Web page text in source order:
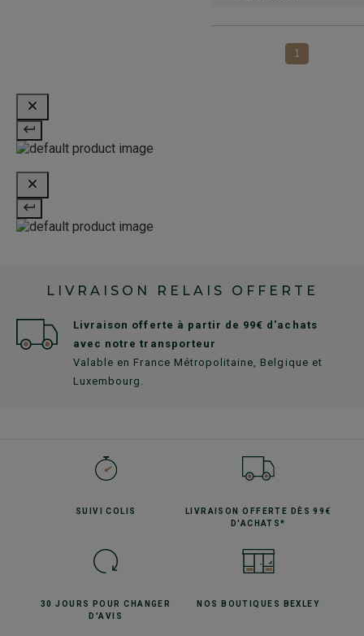
1
LIVRAISON RELAIS OFFERTE
Livraison offerte à partir de 99€ d'achats
avec notre transporteur
Valable en France Métropolitaine, Belgique et
Luxembourg.
SUIVICOLIS LIVRAISON OFFERTE
DÈS 99€
D'ACHATS*
30 JOURS POURCHANGER
D'AVIS
NOS BOUTIQUES BEXLEY